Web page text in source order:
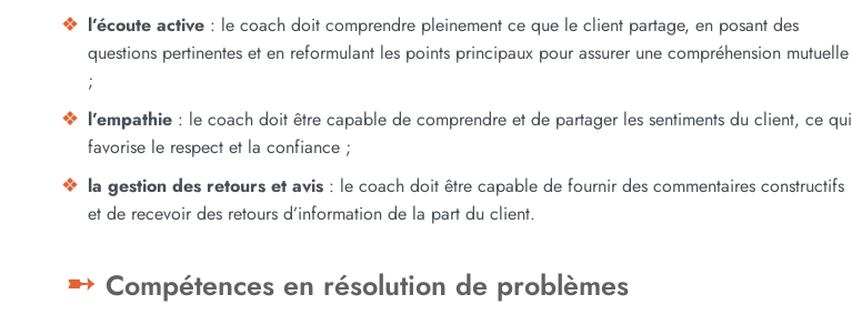
l’écoute active : le coach doit comprendre pleinement ce que le client partage, en posant des
questions pertinentes et en reformulant les points principaux pour assurer une compréhension mutuelle
;
l’empathie : le coach doit être capable de comprendre et de partager les sentiments du client, ce qui
favorise le respect et la confiance ;
la gestion des retours et avis : le coach doit être capable de fournir des commentaires constructifs
et de recevoir des retours d’information de la part du client.
Compétences en résolution de problèmes